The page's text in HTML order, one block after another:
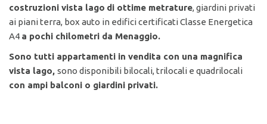
costruzioni vista lago di ottime metrature, giardini privati
ai piani terra, box auto in edifici certificati Classe Energetica
A4 a pochi chilometri da Menaggio.
Sono tutti appartamenti in vendita con una magnifica
vista lago, sono disponibili bilocali, trilocali e quadrilocali
con ampi balconi o giardini privati.